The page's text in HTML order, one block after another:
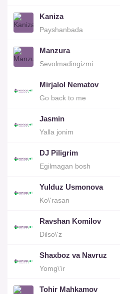
Kaniza
Payshanbada
Manzura
Sevolmadingizmi
Mirjalol Nematov
Go back to me
Jasmin
Yalla jonim
DJ Piligrim
Egilmagan bosh
Yulduz Usmonova
Ko\'rasan
Ravshan Komilov
Dilso\'z
Shaxboz va Navruz
Yomg\'ir
Tohir Mahkamov